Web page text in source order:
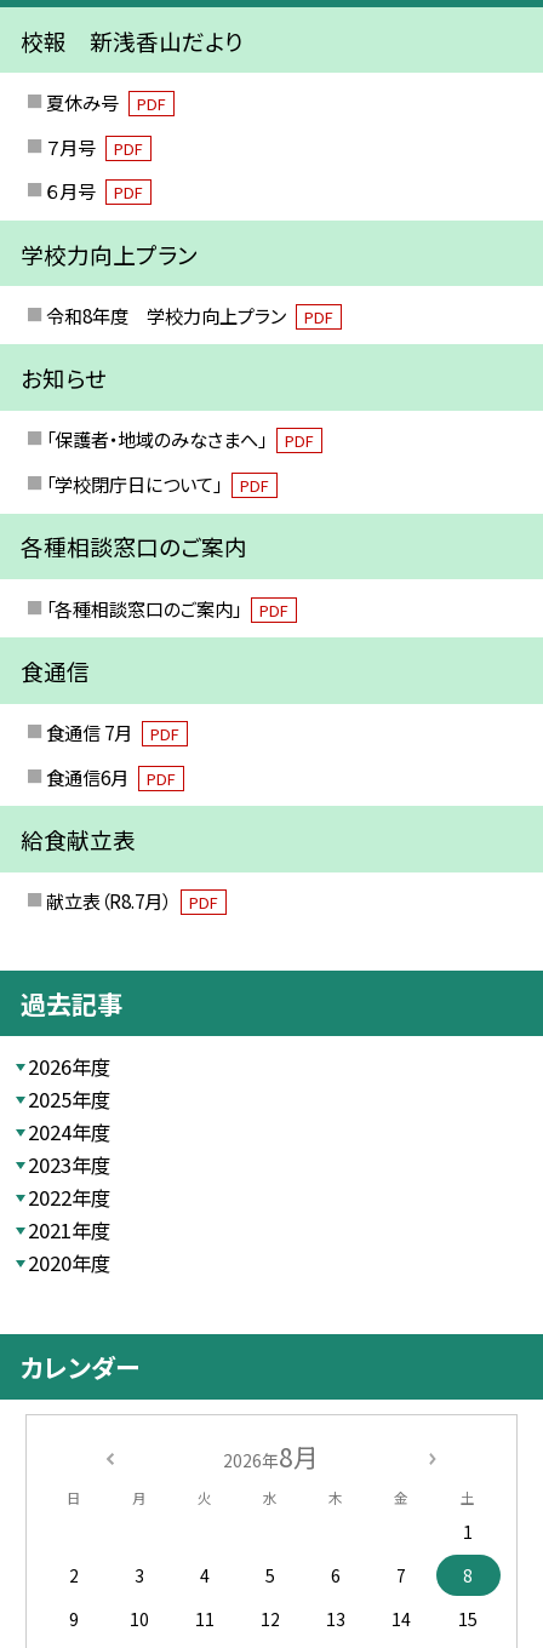
校報 新浅香山だより
夏休み号 PDF
７月号 PDF
６月号 PDF
学校力向上プラン
令和8年度 学校力向上プラン PDF
お知らせ
「保護者・地域のみなさまへ」 PDF
「学校閉庁日について」 PDF
各種相談窓口のご案内
「各種相談窓口のご案内」 PDF
食通信
食通信 7月 PDF
食通信6月 PDF
給食献立表
献立表（R8.7月） PDF
過去記事
2026年度
2025年度
2024年度
2023年度
2022年度
2021年度
2020年度
カレンダー
2026年8月
日 月 火 水 木 金 土
1
2
3 4 5 6 7
8
9
10 11 12 13 14
15